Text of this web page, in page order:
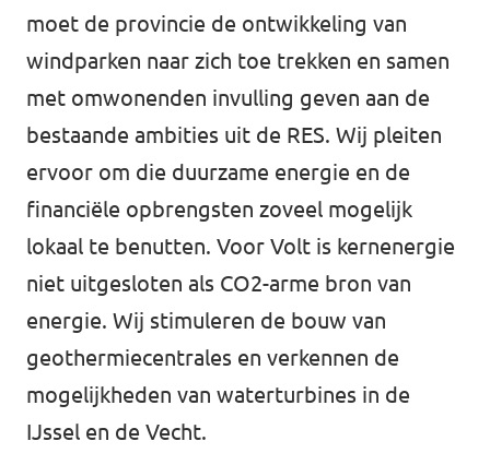
Doneer
Vacatures
Deventer
Enschede
Hengelo
moet de provincie de ontwikkeling van
windparken naar zich toe trekken en samen
met omwonenden invulling geven aan de
bestaande ambities uit de RES. Wij pleiten
ervoor om die duurzame energie en de
financiële opbrengsten zoveel mogelijk
lokaal te benutten. Voor Volt is kernenergie
niet uitgesloten als CO2-arme bron van
energie. Wij stimuleren de bouw van
geothermiecentrales en verkennen de
mogelijkheden van waterturbines in de
IJssel en de Vecht.